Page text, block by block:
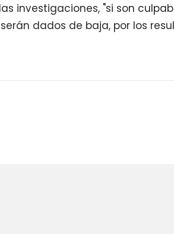
investigaciones, "si son
dados de baja, por los